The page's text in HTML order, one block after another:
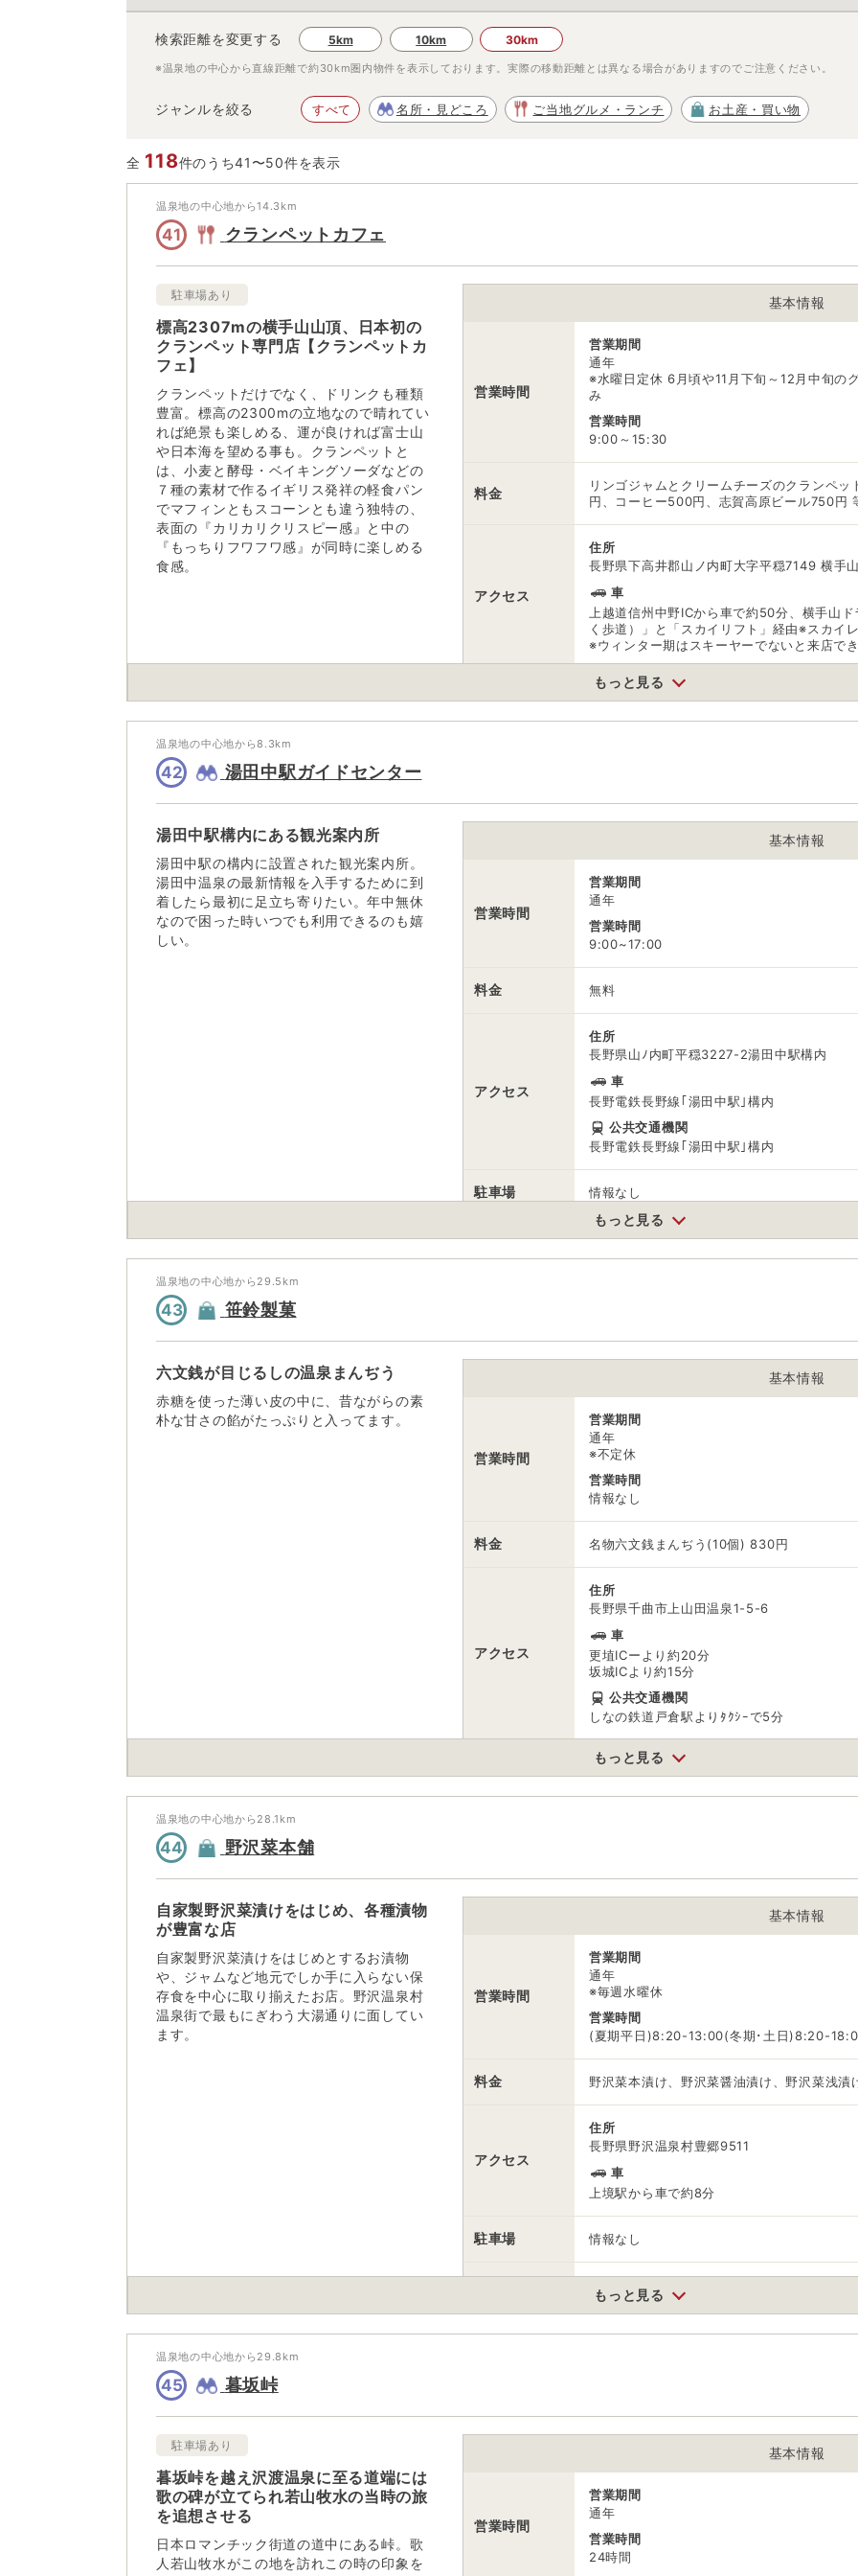
検索距離を変更する 5km 10km 30km
※温泉地の中心から直線距離で約30km圏内物件を表示しております。実際の移動距離とは異なる場合がありますのでご注意ください。
ジャンルを絞る すべて 名所・見どころ ご当地グルメ・ランチ お土産・買い物
全 118件のうち41〜50件を表示
温泉地の中心地から14.3 km
41 クランペットカフェ
駐車場あり
標高2307mの横手山山頂、日本初の
クランペット専門店【クランペットカ
フェ】
クランペットだけでなく、ドリンクも種類
豊富。標高の2300mの立地なので晴れてい
れば絶景も楽しめる、運が良ければ富士山
や日本海を望める事も。クランペットと
は、小麦と酵母・ベイキングソーダなどの
７種の素材で作るイギリス発祥の軽食パン
でマフィンともスコーンとも違う独特の、
表面の『カリカリクリスピー感』と中の
『もっちりフワフワ感』が同時に楽しめる
食感。
基本情報
営業時間
営業期間
通年
※水曜日定休 6月頃や11月下旬～12月中旬の
み
営業時間
9:00～15:30
料金
リンゴジャムとクリームチーズのクランペ
円、コーヒー500円、志賀高原ビール750円
アクセス
住所
長野県下高井郡山ノ内町大字平穏7149 横手
車
上越道信州中野ICから車で約50分、横手山
く歩道）」と「スカイリフト」経由※スカイ
※ウィンター期はスキーヤーでないと来店で
駐車場
無料
もっと見る
温泉地の中心地から8.3km
42 湯田中駅ガイドセンター
湯田中駅構内にある観光案内所
湯田中駅の構内に設置された観光案内所。
湯田中温泉の最新情報を入手するために到
着したら最初に足立ち寄りたい。年中無休
なので困った時いつでも利用できるのも嬉
しい。
基本情報
営業時間
営業期間
通年
営業時間
9:00~17:00
料金 無料
アクセス
住所
長野県山ﾉ内町平穏3227-2湯田中駅構内
車
長野電鉄長野線｢湯田中駅｣構内
公共交通機関
長野電鉄長野線｢湯田中駅｣構内
駐車場 情報なし
電話番号 0269331126
※ 料金情報は税込・税抜表記が混ざっております。正しい金額はご利
もっと見る
温泉地の中心地から29.5 km
43 笹鈴製菓
六文銭が目じるしの温泉まんぢう
赤糖を使った薄い皮の中に、昔ながらの素
朴な甘さの餡がたっぷりと入ってます。
基本情報
営業時間
営業期間
通年
※不定休
営業時間
情報なし
料金 名物六文銭まんぢう(10個) 830円
アクセス
住所
長野県千曲市上山田温泉1-5-6
車
更埴ICーより約20分
坂城ICより約15分
公共交通機関
しなの鉄道戸倉駅よりﾀｸｼｰで5分
情報なし
※ 掲載情報は変更になる場合があります。最新の内容はご利用前にご
もっと見る
温泉地の中心地から28.1 km
44 野沢菜本舗
自家製野沢菜漬けをはじめ、各種漬物
が豊富な店
自家製野沢菜漬けをはじめとするお漬物
や、ジャムなど地元でしか手に入らない保
存食を中心に取り揃えたお店。野沢温泉村
温泉街で最もにぎわう大湯通りに面してい
ます。
基本情報
営業時間
営業期間
通年
※毎週水曜休
営業時間
(夏期平日)8:20-13:00(冬期･土日)8:20-
料金 野沢菜本漬け、野沢菜醤油漬け、野沢菜浅
アクセス
住所
長野県野沢温泉村豊郷9511
車
上境駅から車で約8分
駐車場 情報なし
もっと見る
温泉地の中心地から29.8 km
45 暮坂峠
駐車場あり
暮坂峠を越え沢渡温泉に至る道端には
歌の碑が立てられ若山牧水の当時の旅
を追想させる
日本ロマンチック街道の道中にある峠。歌
人若山牧水がこの地を訪れこの時の印象を
基本情報
営業時間
営業期間
通年
営業時間
24時間